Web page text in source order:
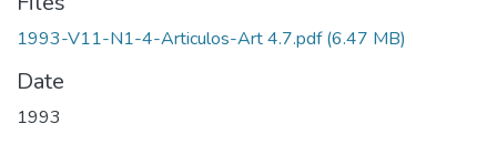
1993-V11-N1-4-Articulos-Art 4.7.pdf(6.47 MB)
Date
1993